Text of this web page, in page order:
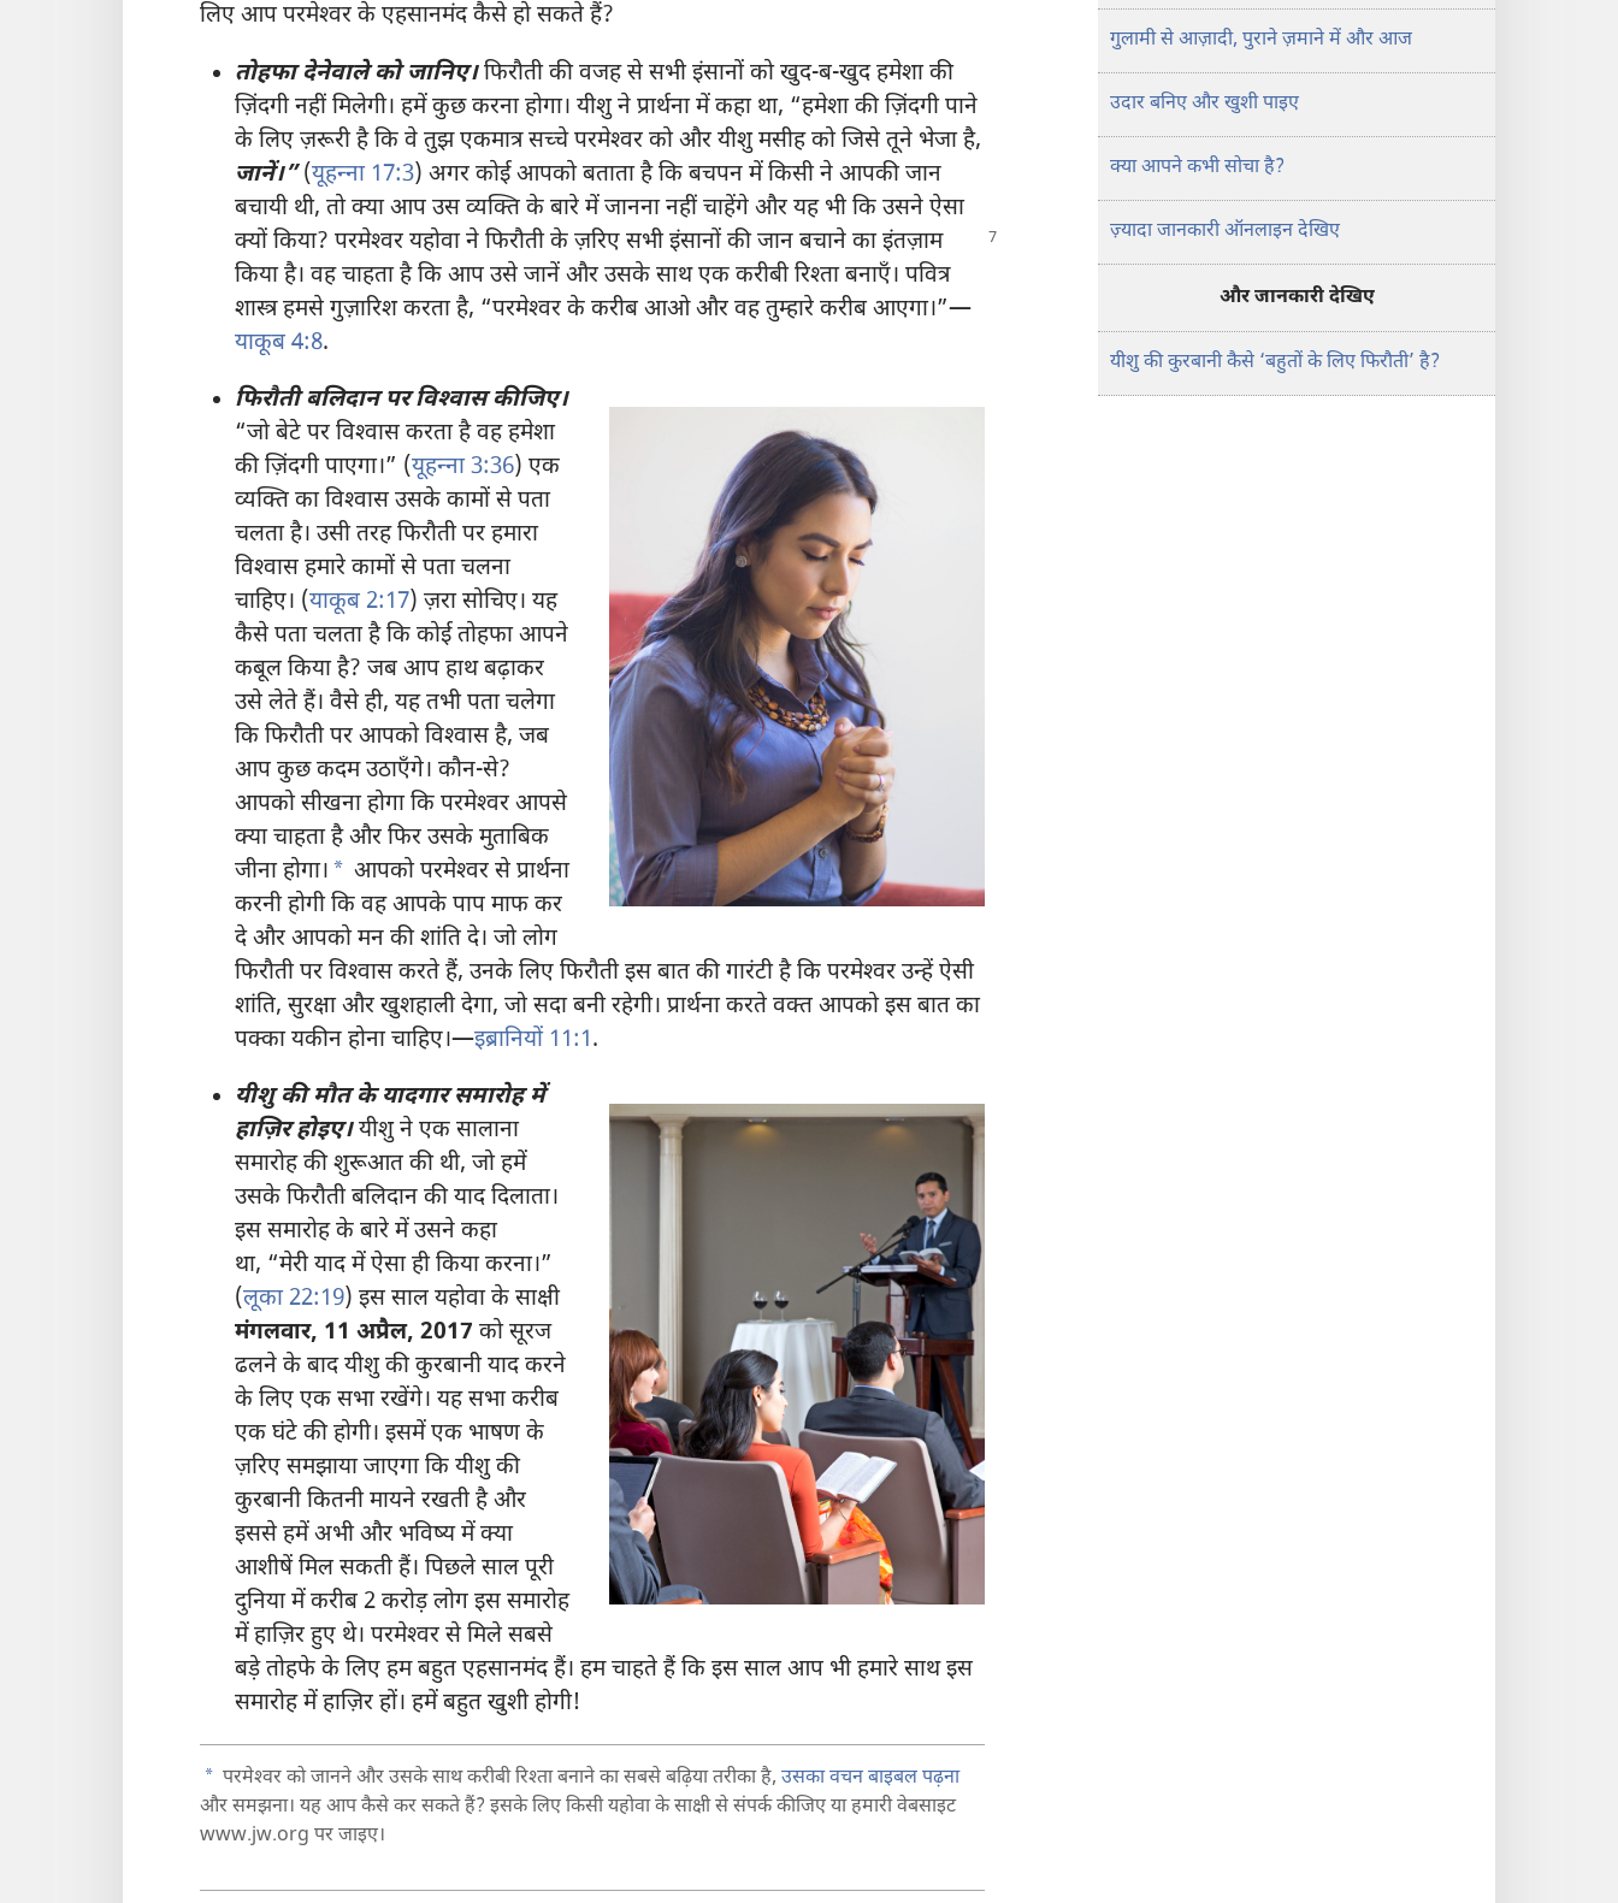
लिए आप परमेश्‍वर के एहसानमंद कैसे हो सकते हैं?
तोहफा देनेवाले को जानिए।फिरौती की वजह से सभी इंसानों को खुद-ब-खुद हमेशा की
ज़िंदगी नहीं मिलेगी। हमें कुछ करना होगा। यीशु ने प्रार्थना में कहा था, “हमेशा की ज़िंदगी पाने
के लिए ज़रूरी है कि वे तुझ एकमात्र सच्चे परमेश्‍वर को और यीशु मसीह को जिसे तूने भेजा है,
जानें।”(यूहन्‍ना 17:3) अगर कोई आपको बताता है कि बचपन में किसी ने आपकी जान
बचायी थी, तो क्या आप उस व्यक्‍ति के बारे में जानना नहीं चाहेंगे और यह भी कि उसने ऐसा
क्यों किया? परमेश्‍वर यहोवा ने फिरौती के ज़रिए सभीइंसानों की जान बचाने का इंतज़ाम
किया है। वह चाहता है कि आप उसे जानें और उसके साथ एक करीबी रिश्‍ता बनाएँ। पवित्र
शास्त्र हमसे गुज़ारिश करता है, “परमेश्‍वर के करीब आओ और वह तुम्हारे करीब आएगा।”—
याकूब 4:8.
फिरौती बलिदान पर विश्‍वास कीजिए।
“जो बेटे पर विश्‍वास करता है वह हमेशा
की ज़िंदगी पाएगा।” (यूहन्‍ना 3:36) एक
व्यक्‍ति का विश्‍वास उसके कामों से पता
चलता है। उसी तरह फिरौती पर हमारा
विश्‍वास हमारे कामों से पता चलना
चाहिए। (याकूब 2:17) ज़रा सोचिए। यह
कैसे पता चलता है कि कोई तोहफा आपने
कबूल किया है? जब आप हाथ बढ़ाकर
उसे लेते हैं। वैसे ही, यह तभी पता चलेगा
कि फिरौती पर आपको विश्‍वास है, जब
आप कुछ कदम उठाएँगे। कौन-से?
आपको सीखना होगा कि परमेश्‍वर आपसे
क्या चाहता है और फिर उसके मुताबिक
जीना होगा। a आपको परमेश्‍वर से प्रार्थना
करनी होगी कि वह आपके पाप माफ कर
दे और आपको मन की शांति दे। जो लोग
फिरौती पर विश्‍वास करते हैं, उनके लिए फिरौती इस बात की गारंटी है कि परमेश्‍वर उन्हें ऐसी
शांति, सुरक्षा और खुशहाली देगा, जो सदा बनी रहेगी। प्रार्थना करते वक्‍त आपको इस बात का
पक्का यकीन होना चाहिए।—इब्रानियों 11:1.
यीशु की मौत के यादगार समारोह में
हाज़िर होइए।यीशु ने एक सालाना
समारोह की शुरूआत की थी, जो हमें
उसके फिरौती बलिदान की याद दिलाता।
इस समारोह के बारे में उसने कहा
था, “मेरी याद में ऐसा ही किया करना।”
(लूका 22:19) इस साल यहोवा के साक्षी
मंगलवार, 11 अप्रैल, 2017 को सूरज
ढलने के बाद यीशु की कुरबानी याद करने
के लिए एक सभा रखेंगे। यह सभा करीब
एक घंटे की होगी। इसमें एक भाषण के
ज़रिए समझाया जाएगा कि यीशु की
कुरबानी कितनी मायने रखती है और
इससे हमें अभी और भविष्य में क्या
आशीषें मिल सकती हैं। पिछले साल पूरी
दुनिया में करीब 2 करोड़ लोग इस समारोह
में हाज़िर हुए थे। परमेश्‍वर से मिले सबसे
बड़े तोहफे के लिए हम बहुत एहसानमंद हैं। हम चाहते हैं कि इस साल आप भी हमारे साथ इस
समारोह में हाज़िर हों। हमें बहुत खुशी होगी!
a परमेश्‍वर को जानने और उसके साथ करीबी रिश्‍ता बनाने का सबसे बढ़िया तरीका है, उसका वचन बाइबल पढ़ना
और समझना। यह आप कैसे कर सकते हैं? इसके लिए किसी यहोवा के साक्षी से संपर्क कीजिए या हमारी वेबसाइट
www.jw.org पर जाइए।
गुलामी से आज़ादी, पुराने ज़माने में और आज
उदार बनिए और खुशी पाइए
क्या आपने कभी सोचा है?
ज़्यादा जानकारी ऑनलाइन देखिए
और जानकारी देखिए
यीशु की कुरबानी कैसे ‘बहुतों के लिए फिरौती’ है?